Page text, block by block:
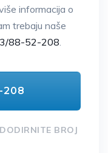
informacija o
trebaju naše
88-52-208.
208
BROJ